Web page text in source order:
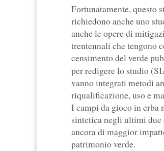
Fortunatamente,
richiedono anche uno
anche le opere di
trentennali che tengono
censimento del verde
per redigere lo studio
vanno integrati metodi
riqualificazione, uso e
I campi da gioco in erba
sintetica negli ultimi
ancora di maggior
patrimonio verde.